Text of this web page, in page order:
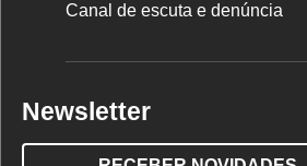
Canal de escuta e denúncia
Newsletter